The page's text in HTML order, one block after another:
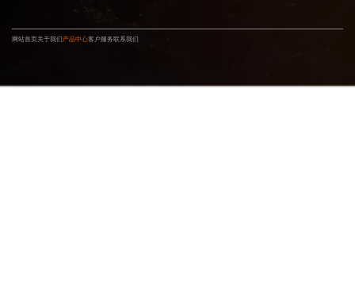
网站首页关于我们产品中心客户服务联系我们